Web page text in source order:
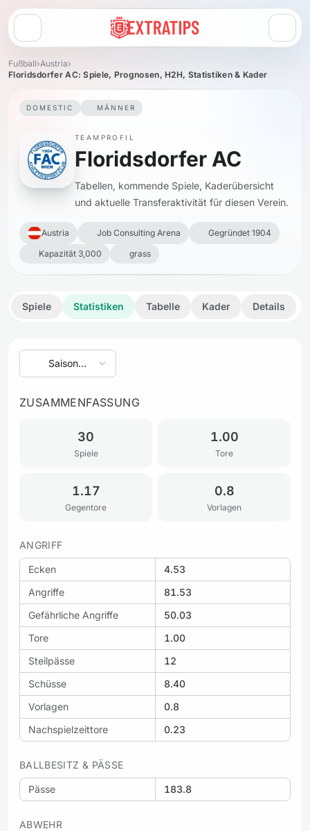
Menü öffnen
Fußball›Austria›
Floridsdorfer AC: Spiele, Prognosen, H2H, Statistiken & Kader
DOMESTIC MÄNNER
TEAMPROFIL
Floridsdorfer AC
Tabellen, kommende Spiele, Kaderübersicht
und aktuelle Transferaktivität für diesen Verein.
Austria Job Consulting Arena
Gegründet 1904
Kapazität 3,000
grass
Spiele Statistiken Tabelle Kader Details
Saison
auswählen
ZUSAMMENFASSUNG
30
Spiele
1.00
Tore
1.17
Gegentore
0.8
Vorlagen
ANGRIFF
Ecken
4.53
Angriffe
81.53
Gefährliche Angriffe
50.03
Tore
1.00
Steilpässe
12
Schüsse
8.40
Vorlagen
0.8
Nachspielzeittore
0.23
BALLBESITZ & PÄSSE
Pässe 183.8
ABWEHR